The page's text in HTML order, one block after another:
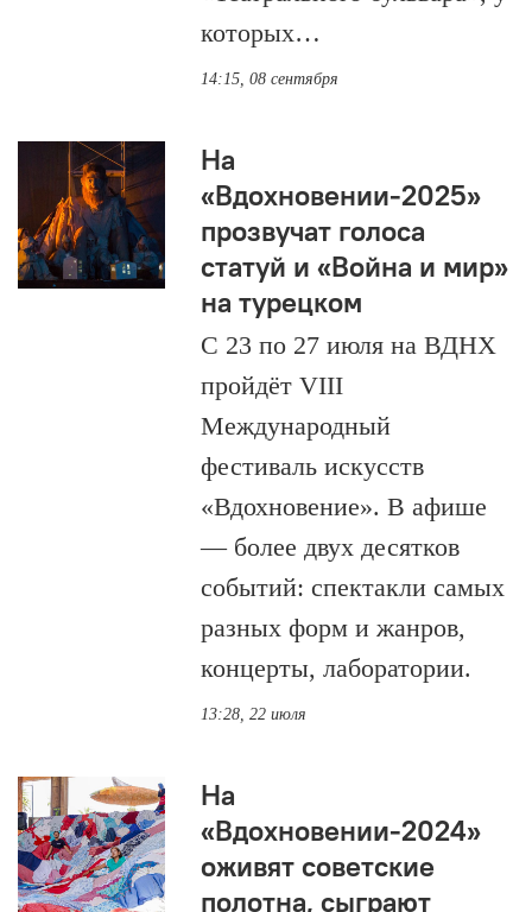
которых…
14:15, 08 сентября
На
«Вдохновении-2025»
прозвучат голоса
статуй и «Война и мир»
на турецком
С 23 по 27 июля на ВДНХ
пройдёт VIII
Международный
фестиваль искусств
«Вдохновение». В афише
— более двух десятков
событий: спектакли самых
разных форм и жанров,
концерты, лаборатории.
13:28, 22 июля
На
«Вдохновении-2024»
оживят советские
полотна, сыграют